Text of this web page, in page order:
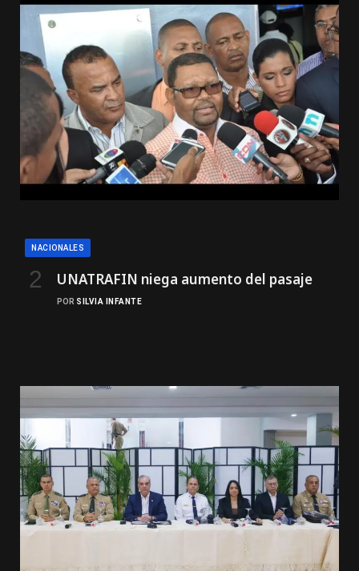
NACIONALES
UNATRAFIN niega aumento del pasaje
POR SILVIA INFANTE